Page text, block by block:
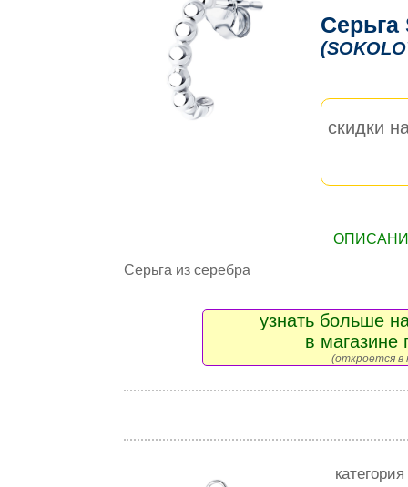
Серьга
скидки
Серьга из серебра
узнать больше
в магазине
(откроется в